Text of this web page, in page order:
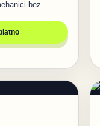
bez…